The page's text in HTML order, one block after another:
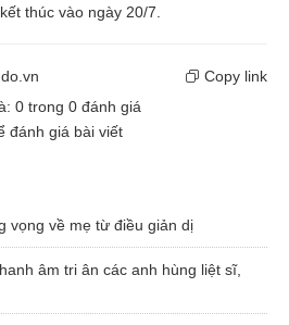
thúc vào ngày 20/7.
Copy link
0 trong 0 đánh giá
đánh giá bài viết
vọng về mẹ từ điều giản dị
âm tri ân các anh hùng liệt sĩ,